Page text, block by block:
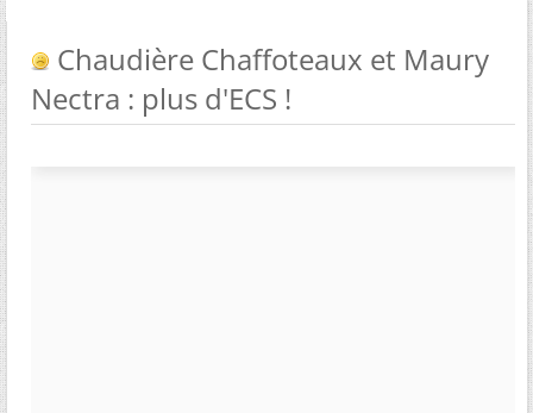
Chaudière Chaffoteaux et Maury
Nectra : plus d'ECS !